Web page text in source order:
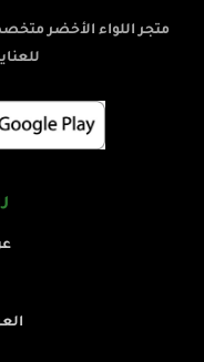
متجر اللواء الأخضر